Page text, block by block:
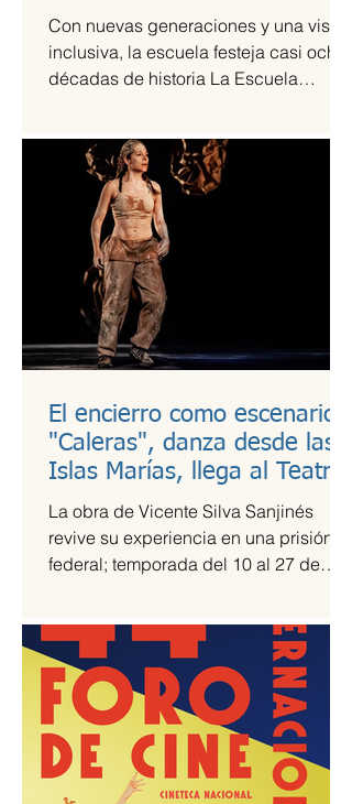
Con nuevas generaciones y una visión
inclusiva, la escuela festeja casi ocho
décadas de historia La Escuela
El encierro como escenario:
"Caleras", danza desde las
Islas Marías, llega al Teatro
Guillermina Bravo
La obra de Vicente Silva Sanjinés
revive su experiencia en una prisión
federal; temporada del 10 al 27 de